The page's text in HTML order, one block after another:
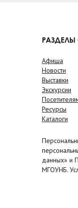
РАЗДЕЛЫ
Афиша
Новости
Выставки
Экскурсии
Ресурсы
Каталоги
данных» и
МГОУНБ.